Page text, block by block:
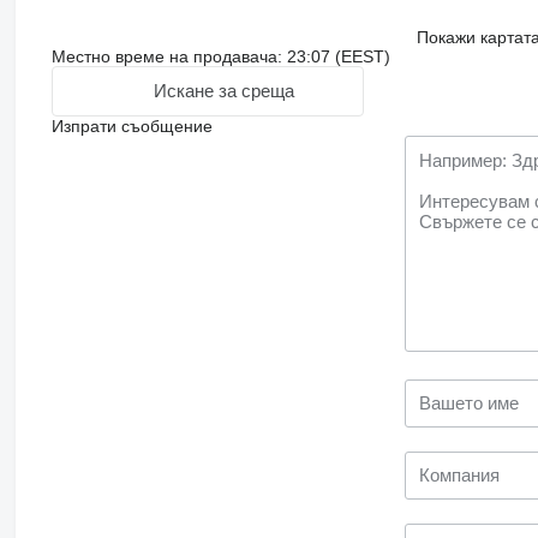
Покажи
Местно време на продавача: 23:07 (EEST)
Искане за среща
Изпрати съобщение